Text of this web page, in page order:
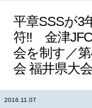
平章SSSが3
符!! 金津
会を制す／
会 福井県大会
2016.11.07